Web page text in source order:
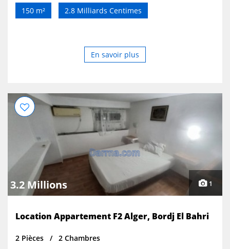
150 m²
2.8 Milliards Centimes
En savoir plus
3.2 Millions 1
Location Appartement F2 Alger, Bordj El Bahri
2 Pièces
2 Chambres